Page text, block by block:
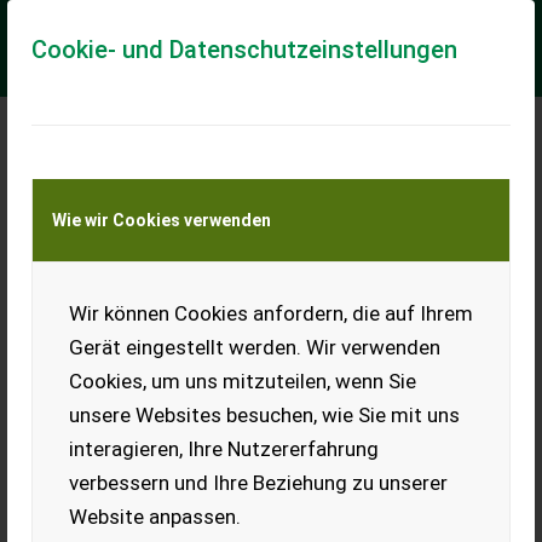
Cookie- und Datenschutzeinstellungen
Wie wir Cookies verwenden
Wir können Cookies anfordern, die auf Ihrem
Gerät eingestellt werden. Wir verwenden
Cookies, um uns mitzuteilen, wenn Sie
unsere Websites besuchen, wie Sie mit uns
interagieren, Ihre Nutzererfahrung
verbessern und Ihre Beziehung zu unserer
Website anpassen.
Meine Transportkostenanfrage
Transport von Land- und Baumaschinen –
KEINE Tiertransporte
Kaufe Autos für
Export
Kaufe Autos für Export.
Zustand spielt keine Rolle.
Unfallschaden,
Motorschaden,
Getriebeschaden,
Hagelschaden, usw. Einfach
alles anbieten, bitte.